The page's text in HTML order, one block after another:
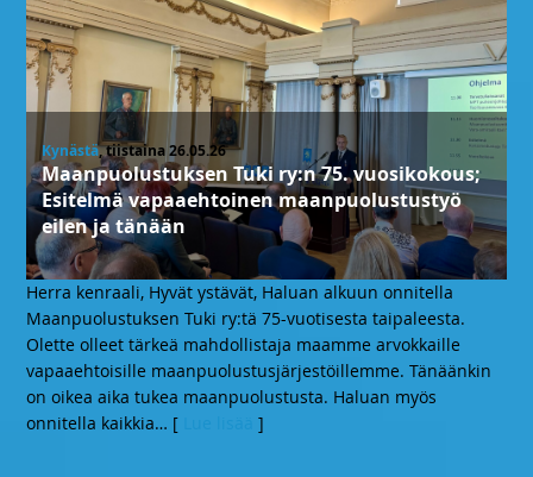
Kynästä, tiistaina 26.05.26
Maanpuolustuksen Tuki ry:n 75. vuosikokous;
Esitelmä vapaaehtoinen maanpuolustustyö
eilen ja tänään
Herra kenraali, Hyvät ystävät, Haluan alkuun onnitella
Maanpuolustuksen Tuki ry:tä 75-vuotisesta taipaleesta.
Olette olleet tärkeä mahdollistaja maamme arvokkaille
vapaaehtoisille maanpuolustusjärjestöillemme. Tänäänkin
on oikea aika tukea maanpuolustusta. Haluan myös
onnitella kaikkia… [ ]